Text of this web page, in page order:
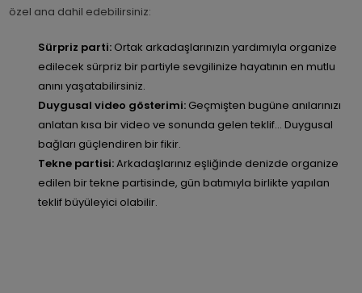
özel ana dahil edebilirsiniz:
Sürpriz parti: Ortak arkadaşlarınızın yardımıyla organize
edilecek sürpriz bir partiyle sevgilinize hayatının en mutlu
anını yaşatabilirsiniz.
Duygusal video gösterimi: Geçmişten bugüne anılarınızı
anlatan kısa bir video ve sonunda gelen teklif… Duygusal
bağları güçlendiren bir fikir.
Tekne partisi:Arkadaşlarınız eşliğinde denizde organize
edilen bir tekne partisinde, gün batımıyla birlikte yapılan
teklif büyüleyici olabilir.